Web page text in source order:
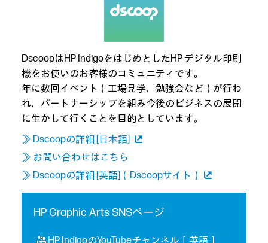
DscoopはHP IndigoをはじめとしたHP デジタル印刷
機をお使いのお客様のコミュニティです。
年に数回イベント（工場見学、勉強会など）が行わ
れ、パートナーシップを組み今後のビジネスの展開
に生かして行くことを目的としています。
≫ Dscoopの詳細 [日本語]
≫ お問い合わせはこちら
≫ Dscoopの詳細 [英語]（Dscoopサイト）
HP Graphic Arts SNSページ